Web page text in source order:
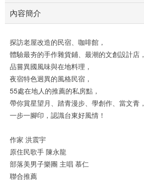
內容簡介
探訪老屋改造的民宿、咖啡館，
體驗最夯的手作雜貨鋪、最潮的文創設計店，
品嘗異國風味與在地料理，
夜宿特色迥異的風格民宿，
55處在地人的推薦的私房點，
帶你賞星望月、踏青漫步、學創作、當文青，
一步一腳印，認識台東好風情！
作家 洪震宇
原住民歌手 陳永龍
部落美男子樂團 主唱 慕仁
聯合推薦